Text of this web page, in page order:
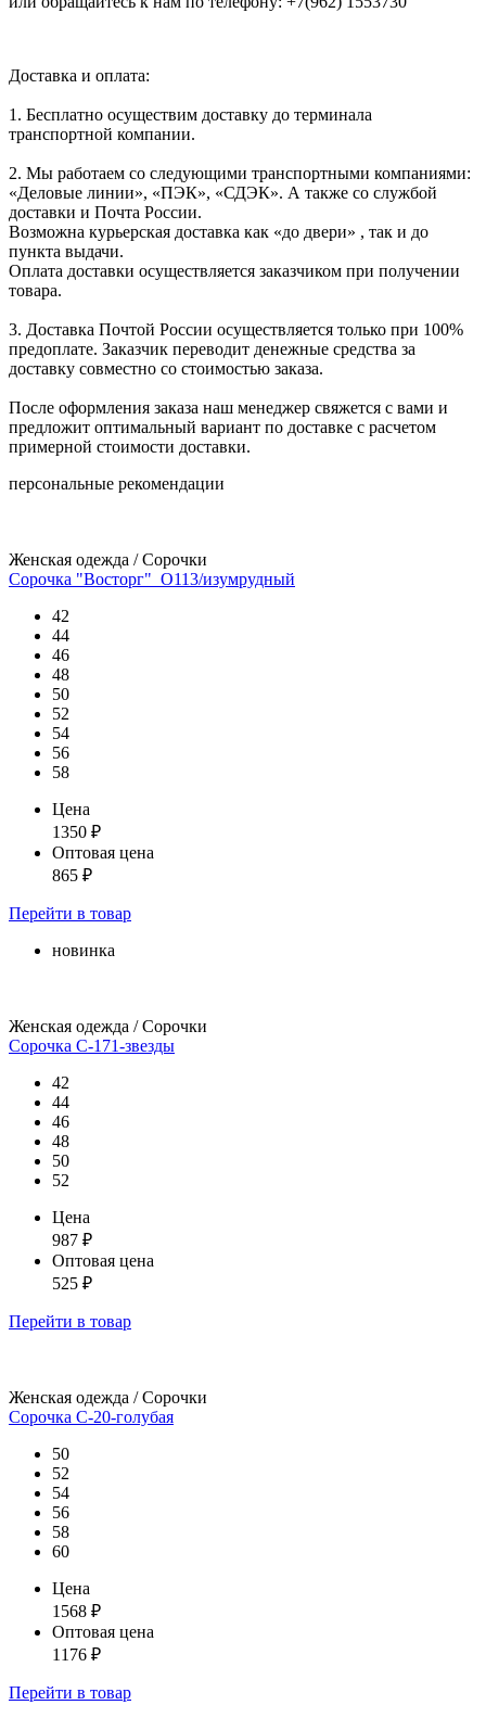
Доставка и оплата:
1. Бесплатно осуществим доставку до терминала
транспортной компании.
2. Мы работаем со следующими транспортными компаниями:
«Деловые линии», «ПЭК», «СДЭК». А также со службой
доставки и Почта России.
Возможна курьерская доставка как «до двери» , так и до
пункта выдачи.
Оплата доставки осуществляется заказчиком при получении
товара.
3. Доставка Почтой России осуществляется только при 100%
предоплате. Заказчик переводит денежные средства за
доставку совместно со стоимостью заказа.
После оформления заказа наш менеджер свяжется с вами и
предложит оптимальный вариант по доставке с расчетом
примерной стоимости доставки.
персональные рекомендации
Женская одежда / Сорочки
Сорочка "Восторг"_О113/изумрудный
42
44
46
48
50
52
54
56
58
Цена
1350 ₽
Оптовая цена
865 ₽
Перейти в товар
новинка
Женская одежда / Сорочки
Сорочка С-171-звезды
42
44
46
48
50
52
Цена
987 ₽
Оптовая цена
525 ₽
Перейти в товар
Женская одежда / Сорочки
Сорочка С-20-голубая
50
52
54
56
58
60
Цена
1568 ₽
Оптовая цена
1176 ₽
Перейти в товар